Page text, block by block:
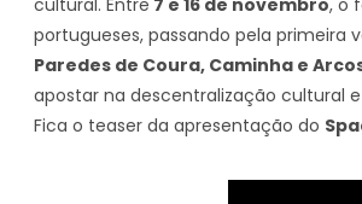
cultural. Entre 7 e 16 de novembro, o
portugueses, passando pela primeira
Paredes de Coura, Caminha e
apostar na descentralização cultural
Fica o teaser da apresentação do